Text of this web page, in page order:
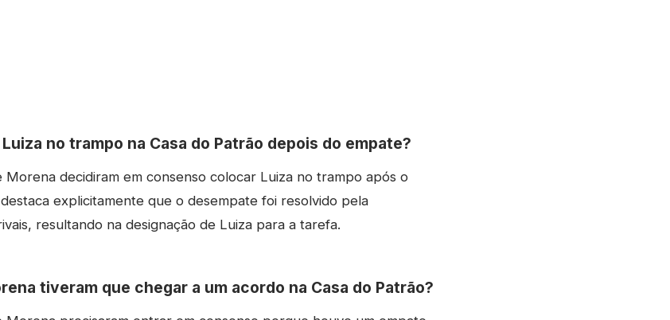
no trampo na Casa do Patrão depois do empate?
Morena decidiram em consenso colocar Luiza no trampo após o
explicitamente que o desempate foi resolvido pela
resultando na designação de Luiza para a tarefa.
tiveram que chegar a um acordo na Casa do Patrão?